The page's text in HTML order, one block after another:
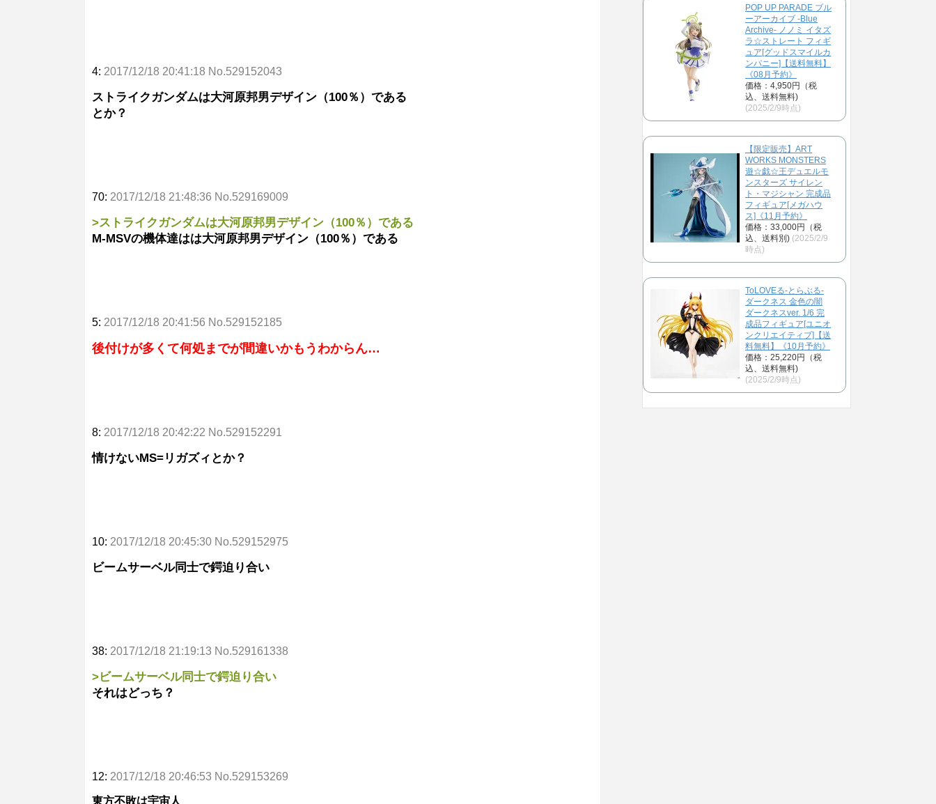
4: 2017/12/18 20:41:18 No.529152043
ストライクガンダムは大河原邦男デザイン（100％）である
とか？
70: 2017/12/18 21:48:36 No.529169009
>ストライクガンダムは大河原邦男デザイン（100％）である
M-MSVの機体達はは大河原邦男デザイン（100％）である
5: 2017/12/18 20:41:56 No.529152185
後付けが多くて何処までが間違いかもうわからん…
8: 2017/12/18 20:42:22 No.529152291
情けないMS=リガズィとか？
10: 2017/12/18 20:45:30 No.529152975
ビームサーベル同士で鍔迫り合い
38: 2017/12/18 21:19:13 No.529161338
>ビームサーベル同士で鍔迫り合い
それはどっち？
12: 2017/12/18 20:46:53 No.529153269
東方不敗は宇宙人
POP UP PARADE ブル
ーアーカイブ -Blue
Archive- ノノミ イタズ
ラ☆ストレート フィギ
ュア[グッドスマイルカ
ンパニー]【送料無料】
《08月予約》
価格：4,950円（税
込、送料無料)
(2025/2/9時点)
【限定販売】ART
WORKS MONSTERS
遊☆戯☆王デュエルモ
ンスターズ サイレン
ト・マジシャン 完成品
フィギュア[メガハウ
ス]《11月予約》
価格：33,000円（税
込、送料別) (2025/2/9
時点)
ToLOVEる-とらぶる-
ダークネス 金色の闇
ダークネスver. 1/6 完
成品フィギュア[ユニオ
ンクリエイティブ]【送
料無料】《10月予約》
価格：25,220円（税
込、送料無料)
(2025/2/9時点)